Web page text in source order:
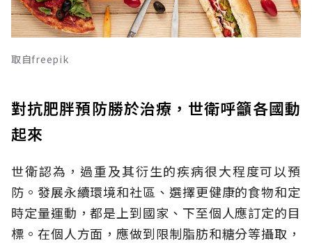
取自freepik
對抗肥胖預防勝於治療，世衛呼籲各國動
起來
世衛認為，過重及其衍生的疾病很大程度可以預
防。發展永續環境和社區、選擇更健康的食物和定
時定量運動，都是上到國家、下至個人應訂定的目
標。在個人方面，應做到限制脂肪和糖分等攝取，